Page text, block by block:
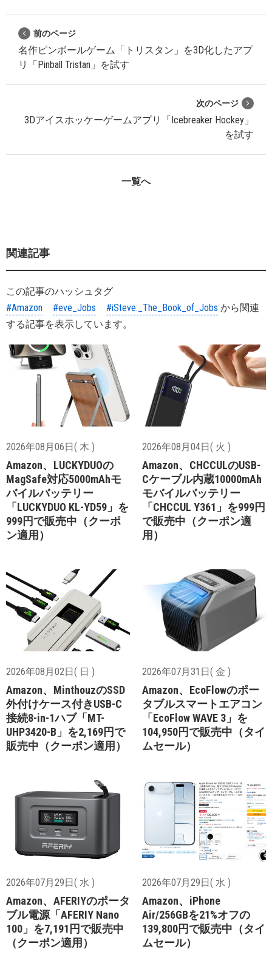
前のページ
名作ピンボールゲーム「トリスタン」を3D化したアプ
リ「Pinball Tristan」を試す
次のページ
3Dアイスホッケーゲームアプリ「Icebreaker Hockey」
を試す
一覧へ
関連記事
この記事のハッシュタグ
#Amazon
#eve_Jobs #iSteve:_The_Book_of_Jobs から関連
する記事を表示しています。
2026年08月06日( 木 )
Amazon、LUCKYDUOの
MagSafe対応5000mAhモ
バイルバッテリー
「LUCKYDUO KL-YD59」を
999円で販売中（クーポ
ン適用）
2026年08月04日( 火 )
Amazon、CHCCULのUSB-
Cケーブル内蔵10000mAh
モバイルバッテリー
「CHCCUL Y361」を999円
で販売中（クーポン適
用）
2026年08月02日( 日 )
Amazon、MinthouzのSSD
外付けケース付きUSB-C
接続8-in-1ハブ「MT-
UHP3420-B」を2,169円で
販売中（クーポン適用）
2026年07月31日( 金 )
Amazon、EcoFlowのポー
タブルスマートエアコン
「EcoFlow WAVE 3」を
104,950円で販売中（タイ
ムセール）
2026年07月29日( 水 )
Amazon、AFERIYのポータ
ブル電源「AFERIY Nano
100」を7,191円で販売中
（クーポン適用）
2026年07月29日( 水 )
Amazon、iPhone
Air/256GBを21%オフの
139,800円で販売中（タイ
ムセール）